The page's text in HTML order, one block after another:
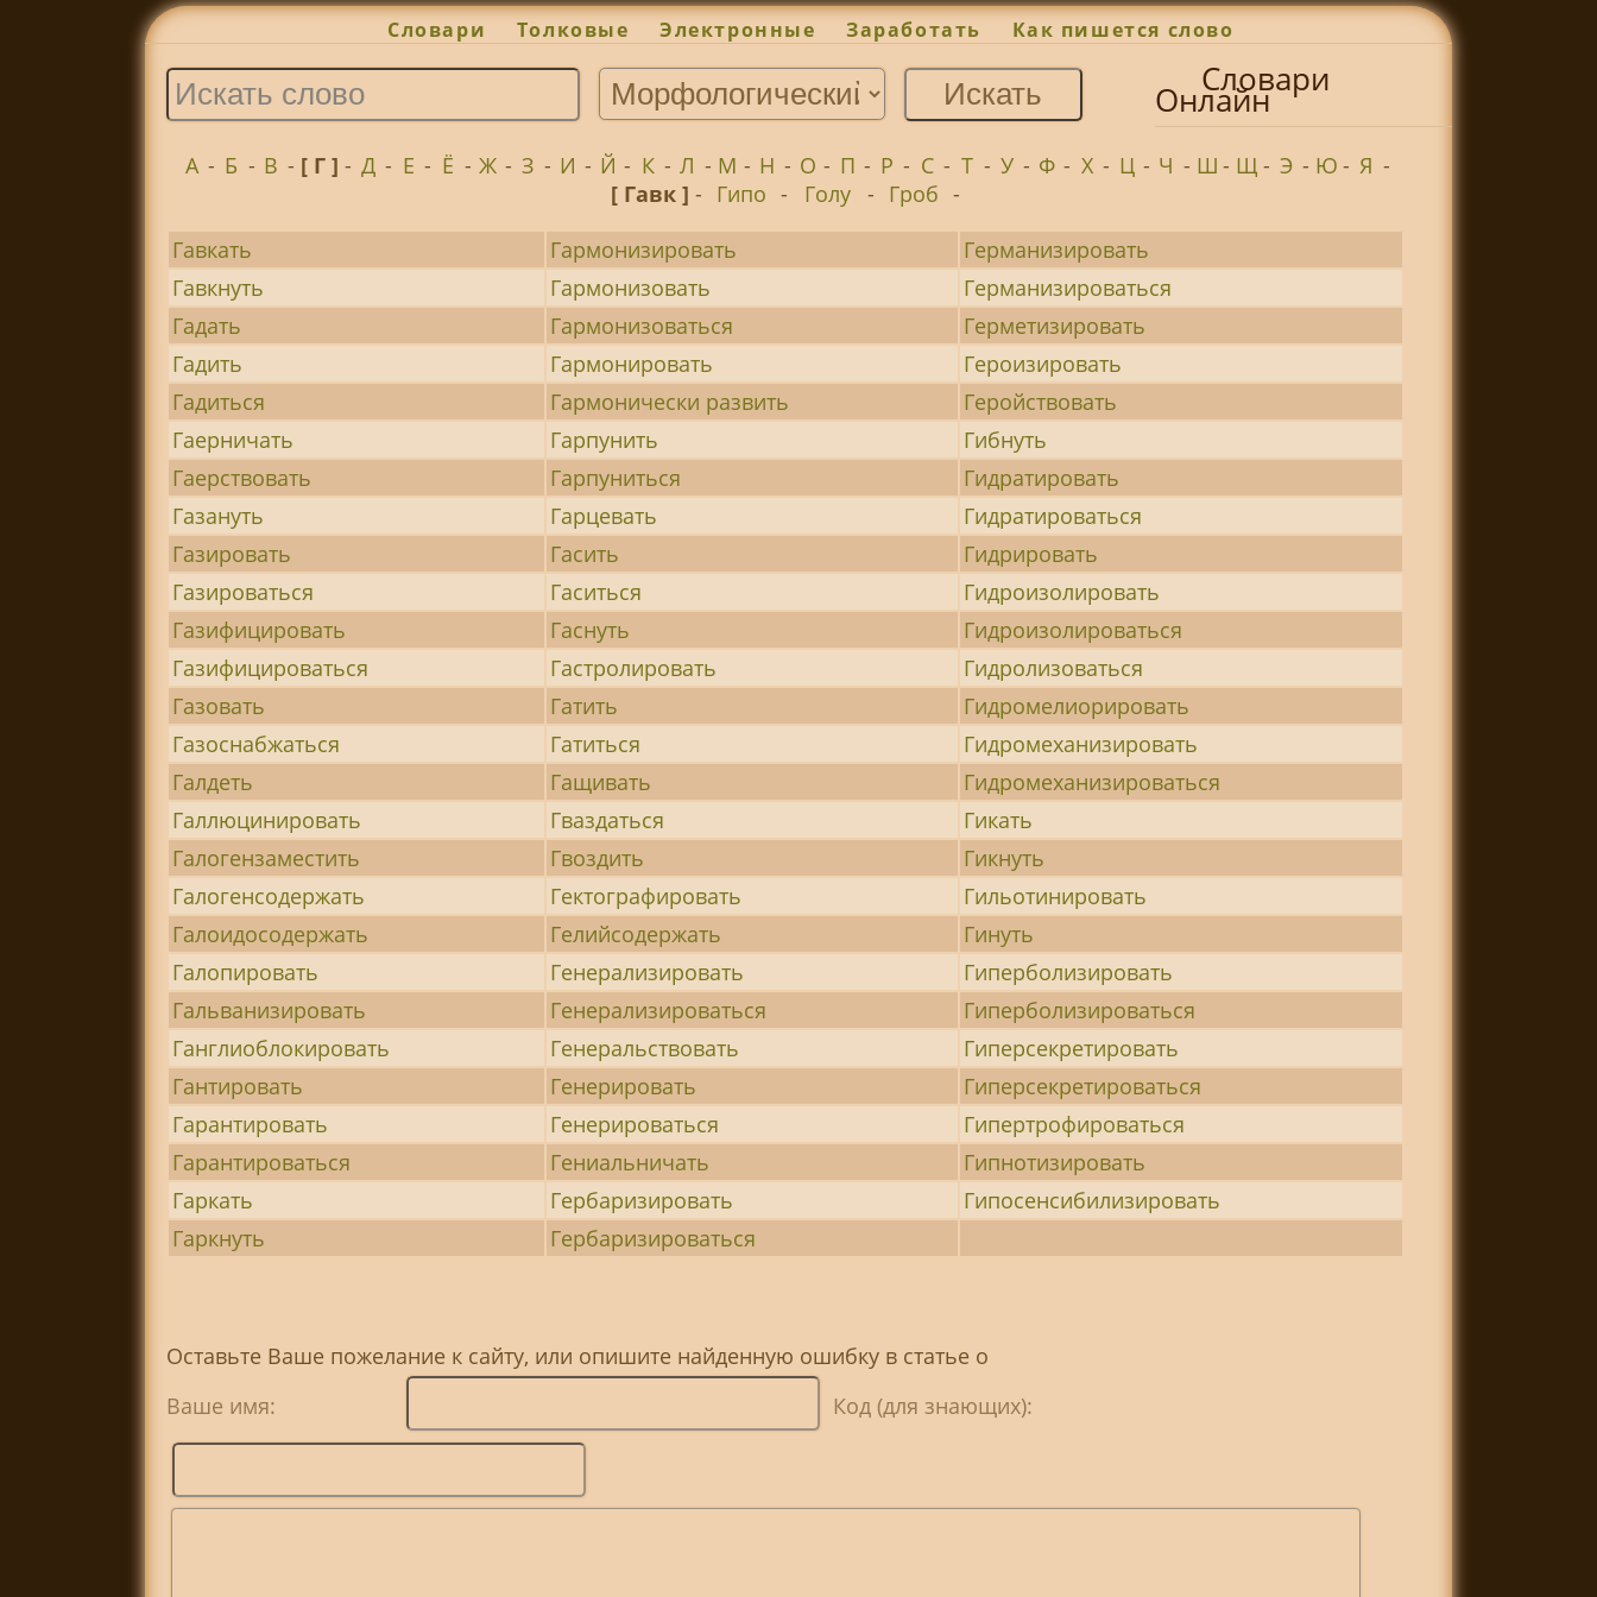
Словари Толковые Электронные Заработать Как пишется слово
Словари
Онлайн
А - Б - В - [ Г ]- Д - Е - Ё - Ж - З - И - Й - К - Л - М - Н - О - П - Р - С - Т - У - Ф - Х - Ц - Ч - Ш - Щ- Э - Ю - Я -
[ Гавк ]- Гипо - Голу - Гроб -
Гавкать
Гармонизировать
Германизировать
Гавкнуть
Гармонизовать
Германизироваться
Гадать
Гармонизоваться
Герметизировать
Гадить
Гармонировать
Героизировать
Гадиться
Гармонически развить
Геройствовать
Гаерничать
Гарпунить
Гибнуть
Гаерствовать
Гарпуниться
Гидратировать
Газануть
Гарцевать
Гидратироваться
Газировать
Гасить
Гидрировать
Газироваться
Гаситься
Гидроизолировать
Газифицировать
Гаснуть
Гидроизолироваться
Газифицироваться
Гастролировать
Гидролизоваться
Газовать
Гатить
Гидромелиорировать
Газоснабжаться
Гатиться
Гидромеханизировать
Галдеть
Гащивать
Гидромеханизироваться
Галлюцинировать
Гваздаться
Гикать
Галогензаместить
Гвоздить
Гикнуть
Галогенсодержать
Гектографировать
Гильотинировать
Галоидосодержать
Гелийсодержать
Гинуть
Галопировать
Генерализировать
Гиперболизировать
Гальванизировать
Генерализироваться
Гиперболизироваться
Ганглиоблокировать
Генеральствовать
Гиперсекретировать
Гантировать
Генерировать
Гиперсекретироваться
Гарантировать
Генерироваться
Гипертрофироваться
Гарантироваться
Гениальничать
Гипнотизировать
Гаркать
Гербаризировать
Гипосенсибилизировать
Гаркнуть
Гербаризироваться
Оставьте Ваше пожелание к сайту, или опишите найденную ошибку в статье о
Ваше имя:
Код (для знающих):